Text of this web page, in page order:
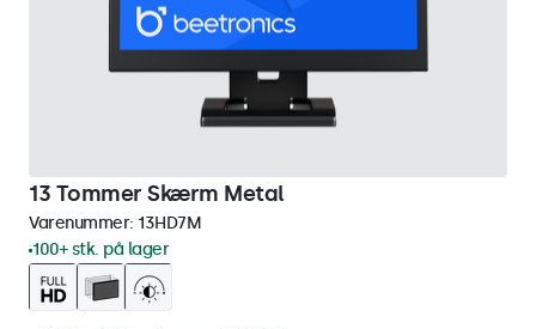
13 Tommer Skærm Metal
Varenummer: 13HD7M
100+ stk. på lager